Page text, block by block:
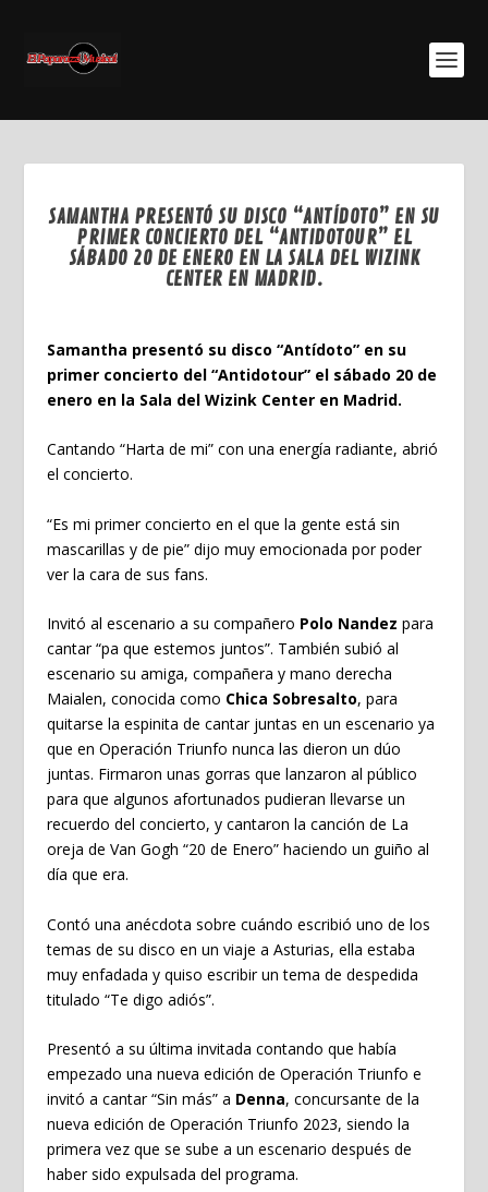
SAMANTHA PRESENTÓ SU DISCO “ANTÍDOTO” EN SU
PRIMER CONCIERTO DEL “ANTIDOTOUR” EL
SÁBADO 20 DE ENERO EN LA SALA DEL WIZINK
CENTER EN MADRID.
Samantha presentó su disco “Antídoto” en su
primer concierto del “Antidotour” el sábado 20 de
enero en la Sala del Wizink Center en Madrid.
Cantando “Harta de mi” con una energía radiante, abrió
el concierto.
“Es mi primer concierto en el que la gente está sin
mascarillas y de pie” dijo muy emocionada por poder
ver la cara de sus fans.
Invitó al escenario a su compañero Polo Nandez para
cantar “pa que estemos juntos”. También subió al
escenario su amiga, compañera y mano derecha
Maialen, conocida como Chica Sobresalto, para
quitarse la espinita de cantar juntas en un escenario ya
que en Operación Triunfo nunca las dieron un dúo
juntas. Firmaron unas gorras que lanzaron al público
para que algunos afortunados pudieran llevarse un
recuerdo del concierto, y cantaron la canción de La
oreja de Van Gogh “20 de Enero” haciendo un guiño al
día que era.
Contó una anécdota sobre cuándo escribió uno de los
temas de su disco en un viaje a Asturias, ella estaba
muy enfadada y quiso escribir un tema de despedida
titulado “Te digo adiós”.
Presentó a su última invitada contando que había
empezado una nueva edición de Operación Triunfo e
invitó a cantar “Sin más” a Denna, concursante de la
nueva edición de Operación Triunfo 2023, siendo la
primera vez que se sube a un escenario después de
haber sido expulsada del programa.